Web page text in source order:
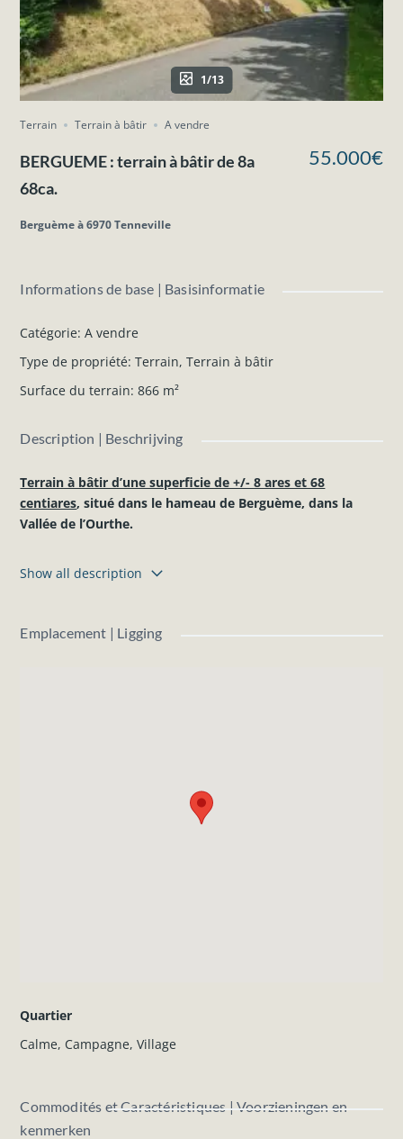
1/13
Terrain Terrain à bâtir A vendre
BERGUEME : terrain à bâtir de 8a
68ca.
Berguème à 6970 Tenneville
55.000€
Informations de base | Basisinformatie
Catégorie: A vendre
Type de propriété: Terrain,Terrain à bâtir
Surface du terrain: 866 m²
Description | Beschrijving
Terrain à bâtir d’une superficie de +/- 8 ares et 68
centiares, situé dans le hameau de Berguème, dans la
Vallée de l’Ourthe.
Orientation arrière: nord
Le village est situé à 15min de Bastogne, La Roche et
Show all description
Emplacement | Ligging
Quartier
Calme, Campagne,Village
Commodités et Caractéristiques | Voorzieningen en
kenmerken